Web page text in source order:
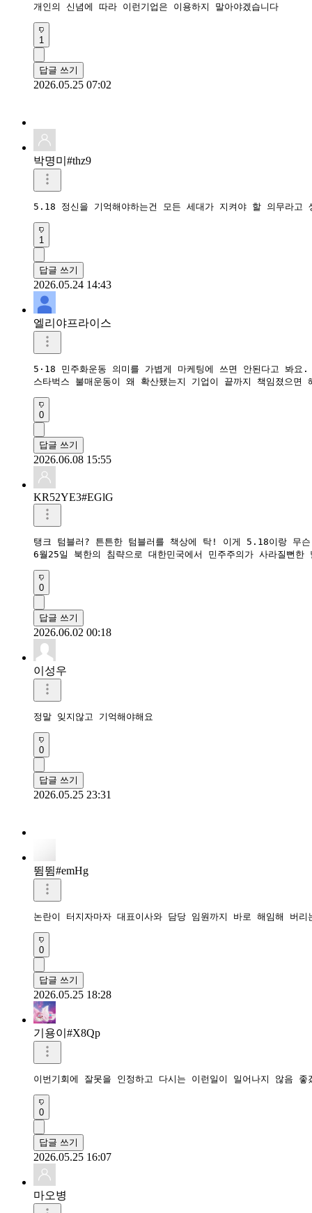
개인의 신념에 따라 이런기업은 이용하지 말아야겠습니다
1
답글 쓰기
2026.05.25 07:02
박명미#thz9
5.18 정신을 기억해야하는건 모든 세대가 지켜야 할 의무라고
1
답글 쓰기
2026.05.24 14:43
엘리야프라이스
5·18 민주화운동 의미를 가볍게 마케팅에 쓰면 안된다고 봐
스타벅스 불매운동이 왜 확산됐는지 기업이 끝까지 책임졌으
0
답글 쓰기
2026.06.08 15:55
KR52YE3#EGlG
탱크 텀블러? 튼튼한 텀블러를 책상에 탁! 이게 5.18이랑 무
0
답글 쓰기
2026.06.02 00:18
이성우
정말 잊지않고 기억해야해요
0
답글 쓰기
2026.05.25 23:31
뜀뜀#emHg
논란이 터지자마자 대표이사와 담당 임원까지 바로 해임해 버
0
답글 쓰기
2026.05.25 18:28
기용이#X8Qp
이번기회에 잘못을 인정하고 다시는 이런일이 일어나지 않음 좋
0
답글 쓰기
2026.05.25 16:07
마오병